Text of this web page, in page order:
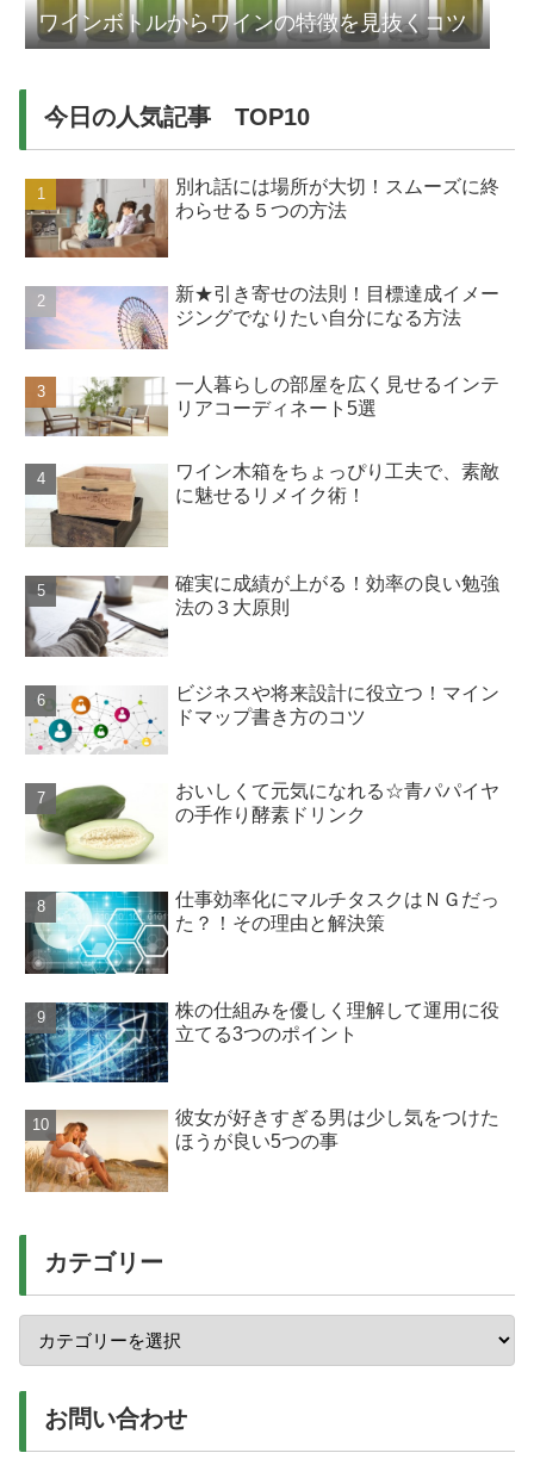
ワインボトルからワインの特徴を見抜くコツ
今日の人気記事 TOP10
別れ話には場所が大切！スムーズに終
わらせる５つの方法
新★引き寄せの法則！目標達成イメー
ジングでなりたい自分になる方法
一人暮らしの部屋を広く見せるインテ
リアコーディネート5選
ワイン木箱をちょっぴり工夫で、素敵
に魅せるリメイク術！
確実に成績が上がる！効率の良い勉強
法の３大原則
ビジネスや将来設計に役立つ！マイン
ドマップ書き方のコツ
おいしくて元気になれる☆青パパイヤ
の手作り酵素ドリンク
仕事効率化にマルチタスクはＮＧだっ
た？！その理由と解決策
株の仕組みを優しく理解して運用に役
立てる3つのポイント
彼女が好きすぎる男は少し気をつけた
ほうが良い5つの事
カテゴリー
お問い合わせ